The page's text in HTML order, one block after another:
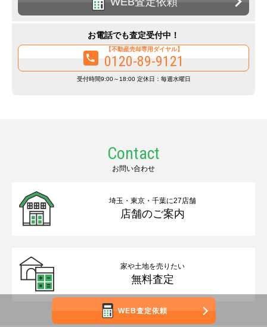
お電話でも査定受付中！
【不動産売却専用ダイヤル】
0120-89-9121
受付時間9:00～18:00 定休日：毎週水曜日
Contact
お問い合わせ
埼玉・東京・千葉に27店舗
店舗のご案内
家や土地を売りたい
無料査定
WEB査定依頼